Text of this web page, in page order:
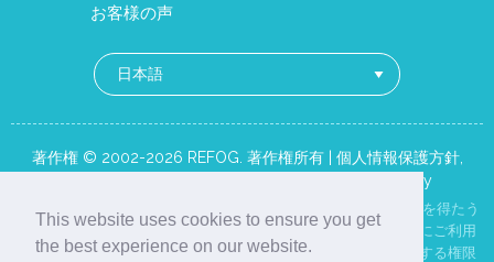
This website uses cookies to ensure you get
the best experience on our website.
お客様の声
著作権 © 2002-2026 REFOG. 著作権所有 | 個人情報保護方針,
Cookie Policy
REFOGは、ご自身の未成年のお子様、または事前の告知と同意を得たう
えで会社所有のデバイスを使用する従業員を監視する目的のみにご利用
いただけます。ご自身が所有するデバイス、または法的に管理する権限